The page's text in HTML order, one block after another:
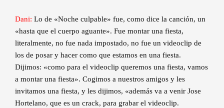
Dani: Lo de «Noche culpable» fue, como dice la canción, un
«hasta que el cuerpo aguante». Fue montar una fiesta,
literalmente, no fue nada impostado, no fue un videoclip de
los de posar y hacer como que estamos en una fiesta.
Dijimos: «como para el videoclip queremos una fiesta, vamos
a montar una fiesta». Cogimos a nuestros amigos y les
invitamos una fiesta, y les dijimos, «además va a venir Jose
Hortelano, que es un crack, para grabar el videoclip.